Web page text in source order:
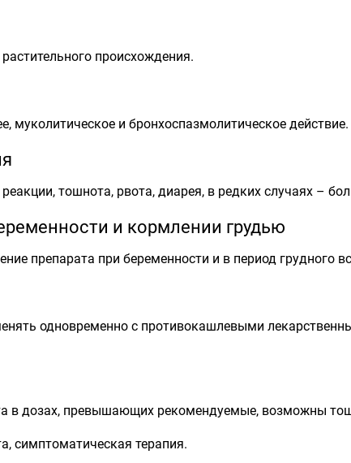
происхождения.
муколитическое и бронхоспазмолитическое
тошнота, рвота, диарея, в редких случаях –
и кормлении грудью
препарата при беременности и в период грудного
одновременно с противокашлевыми
в дозах, превышающих рекомендуемые, возможны
симптоматическая терапия.